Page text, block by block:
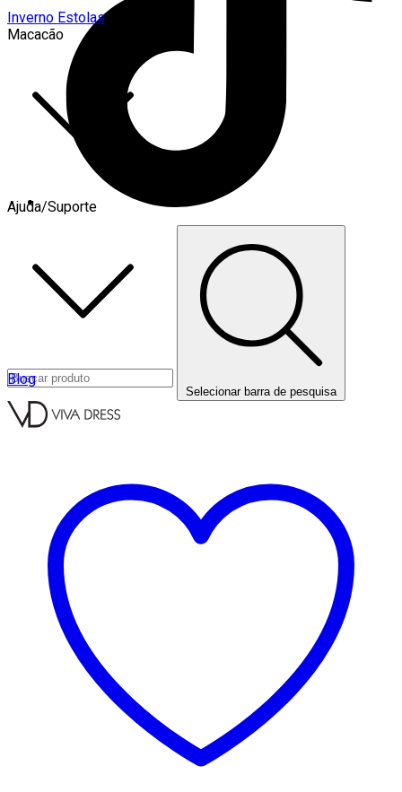
Inverno Estolas
Macacão
Ajuda/Suporte
Blog
Selecionar barra de pesquisa